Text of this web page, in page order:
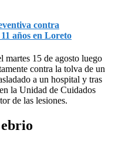
contra
años en Loreto
15 de agosto luego
contra la tolva de un
a un hospital y tras
la Unidad de Cuidados
de las lesiones.